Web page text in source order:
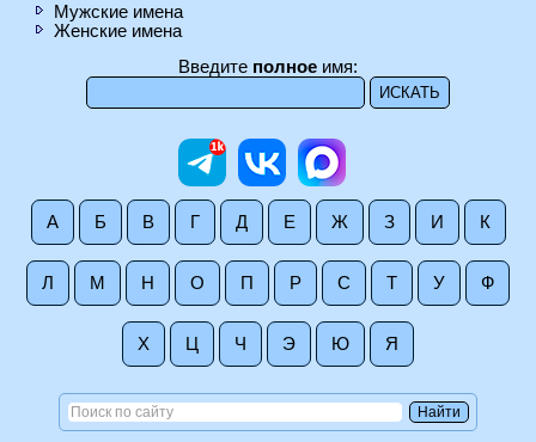
Мужские имена
Женские имена
Введите полное имя:
А Б В Г Д Е Ж З И К
Л М Н О П Р С Т У Ф
Х Ц Ч Э Ю Я